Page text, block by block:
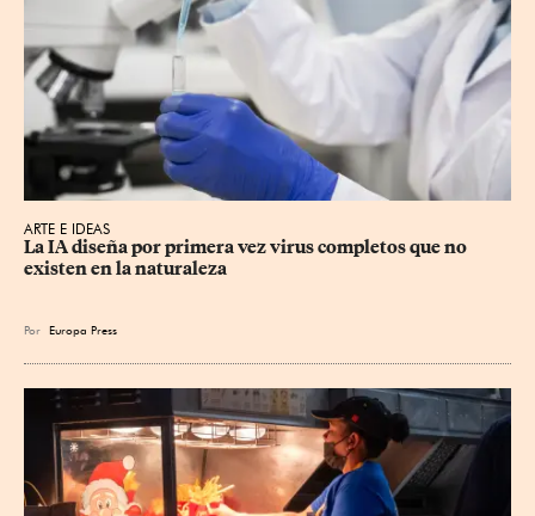
ARTE E IDEAS
La IA diseña por primera vez virus completos que no
existen en la naturaleza
Por Europa Press